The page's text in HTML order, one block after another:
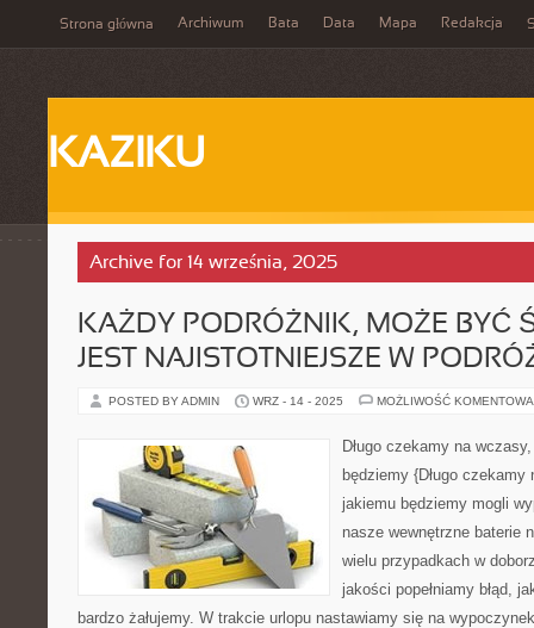
Strona główna Archiwum Bata Data Mapa Redakcja
KAZIKU
Archive for 14 września, 2025
KAŻDY PODRÓŻNIK, MOŻE BYĆ
JEST NAJISTOTNIEJSZE W
POSTED BY ADMIN WRZ - 14 - 2025 MOŻLIWOŚĆ
Długo czekamy na
będziemy {Długo
jakiemu będziemy mogli
nasze wewnętrzne baterie
wielu przypadkach w
jakości popełniamy błąd,
bardzo żałujemy. W trakcie urlopu nastawiamy się na